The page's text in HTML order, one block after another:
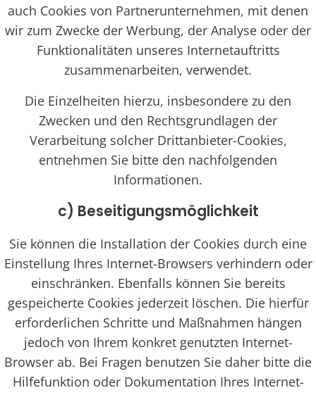
auch Cookies von Partnerunternehmen, mit denen
wir zum Zwecke der Werbung, der Analyse oder der
Funktionalitäten unseres Internetauftritts
zusammenarbeiten, verwendet.
Die Einzelheiten hierzu, insbesondere zu den
Zwecken und den Rechtsgrundlagen der
Verarbeitung solcher Drittanbieter-Cookies,
entnehmen Sie bitte den nachfolgenden
Informationen.
c) Beseitigungsmöglichkeit
Sie können die Installation der Cookies durch eine
Einstellung Ihres Internet-Browsers verhindern oder
einschränken. Ebenfalls können Sie bereits
gespeicherte Cookies jederzeit löschen. Die hierfür
erforderlichen Schritte und Maßnahmen hängen
jedoch von Ihrem konkret genutzten Internet-
Browser ab. Bei Fragen benutzen Sie daher bitte die
Hilfefunktion oder Dokumentation Ihres Internet-